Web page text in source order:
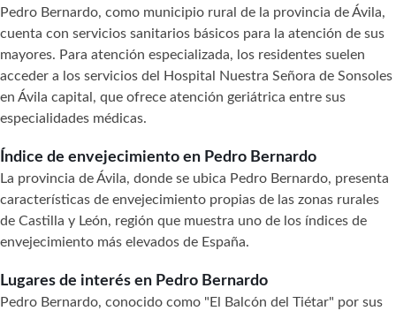
Pedro Bernardo, como municipio rural de la provincia de Ávila,
cuenta con servicios sanitarios básicos para la atención de sus
mayores. Para atención especializada, los residentes suelen
acceder a los servicios del Hospital Nuestra Señora de Sonsoles
en Ávila capital, que ofrece atención geriátrica entre sus
especialidades médicas.
Índice de envejecimiento en Pedro Bernardo
La provincia de Ávila, donde se ubica Pedro Bernardo, presenta
características de envejecimiento propias de las zonas rurales
de Castilla y León, región que muestra uno de los índices de
envejecimiento más elevados de España.
Lugares de interés en Pedro Bernardo
Pedro Bernardo, conocido como "El Balcón del Tiétar" por sus